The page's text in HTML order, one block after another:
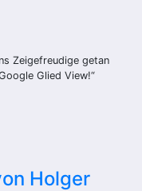
Zeigefreudige getan
Glied View!“
Holger